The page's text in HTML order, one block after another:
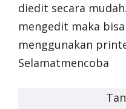
diedit secara
mengedit maka
menggunakan
Selamatmencoba